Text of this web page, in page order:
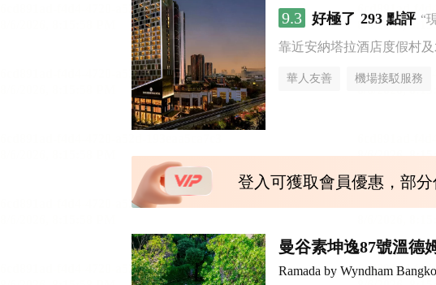
9.3 好極了 293 點評 “
靠近安納塔拉酒店度假村
華人友善 機場接駁服務
登入可獲取會員優惠，部
曼谷素坤逸87號溫德
Ramada by Wyndham